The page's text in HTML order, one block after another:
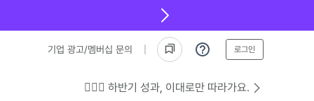
기업 광고/멤버십 문의 로그인
💁🏻‍♂️ 하반기 성과, 이대로만 따라가요.